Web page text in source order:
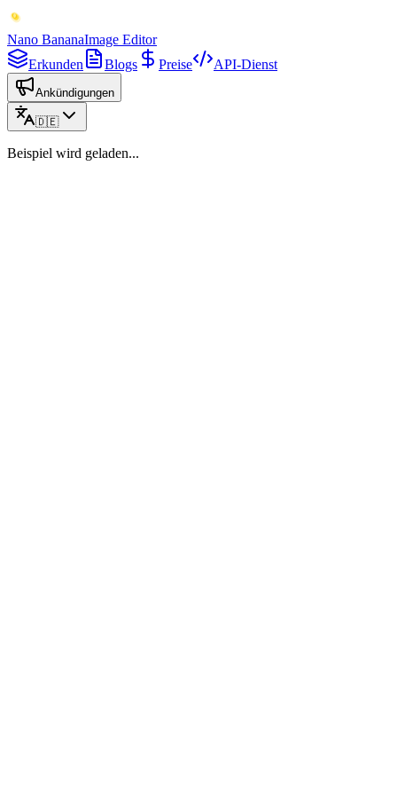
Nano BananaImage Editor
Erkunden
Blogs Preise API-Dienst
Ankündigungen
🇩🇪
Beispiel wird geladen...